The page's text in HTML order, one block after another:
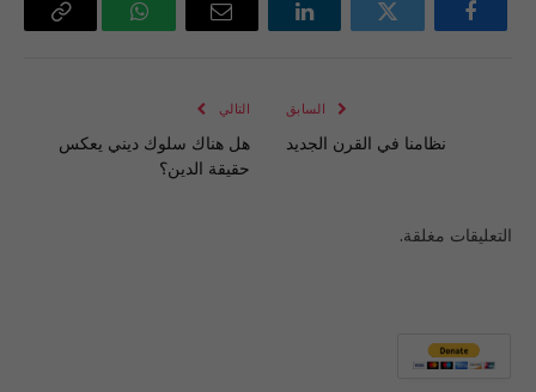
فيسبوك تويتر لينكدإن
البريد
واتساب Copy
السابق
نظامنا في القرن الجديد
التالي
هل هناك سلوك ديني يعكس
حقيقة الدين؟
التعليقات مغلقة.